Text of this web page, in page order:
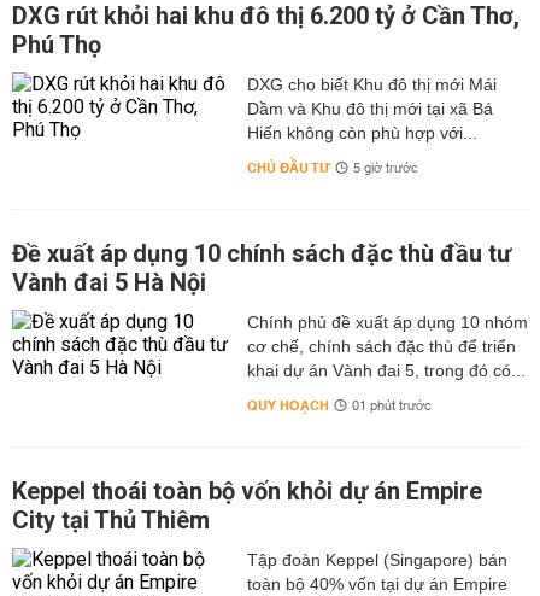
DXG rút khỏi hai khu đô thị 6.200 tỷ ở Cần Thơ,
Phú Thọ
DXG cho biết Khu đô thị mới Mái
Dầm và Khu đô thị mới tại xã Bá
Hiến không còn phù hợp với...
CHỦ ĐẦU TƯ 5 giờ trước
Đề xuất áp dụng 10 chính sách đặc thù đầu tư
Vành đai 5 Hà Nội
Chính phủ đề xuất áp dụng 10 nhóm
cơ chế, chính sách đặc thù để triển
khai dự án Vành đai 5, trong đó có...
QUY HOẠCH 01 phút trước
Keppel thoái toàn bộ vốn khỏi dự án Empire
City tại Thủ Thiêm
Tập đoàn Keppel (Singapore) bán
toàn bộ 40% vốn tại dự án Empire